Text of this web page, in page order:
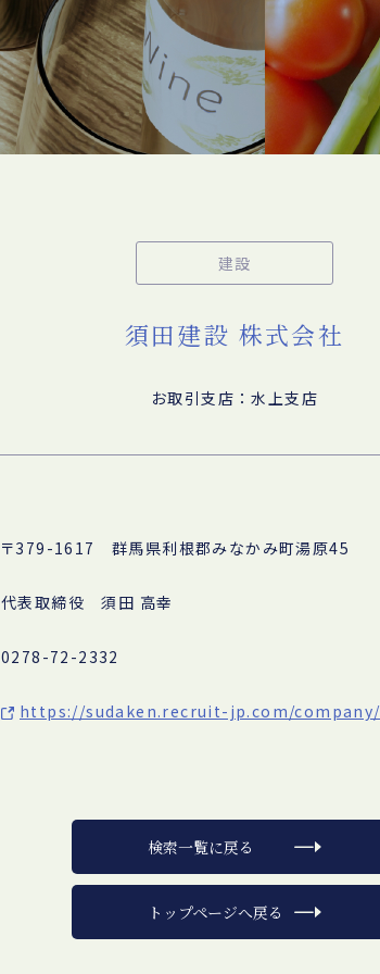
建設
須田建設 株式会社
お取引支店：水上支店
〒379-1617 群馬県利根郡みなかみ町湯原45
代表取締役 須田 高幸
0278-72-2332
https://sudaken.recruit-jp.com/company/
検索一覧に戻る
トップページへ戻る